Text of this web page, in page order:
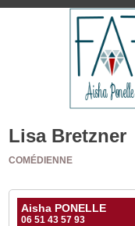
Lisa Bretzner
COMÉDIENNE
Aisha PONELLE
06 51 43 57 93